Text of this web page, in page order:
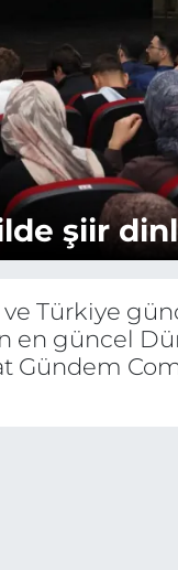
şiir
Türkiye
en güncel
Gündem